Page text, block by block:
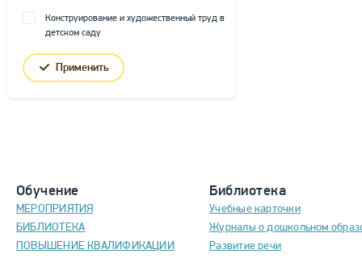
Конструирование и художественный труд в
детском саду
Применить
Обучение
МЕРОПРИЯТИЯ
БИБЛИОТЕКА
ПОВЫШЕНИЕ КВАЛИФИКАЦИИ
Библиотека
Учебные карточки
Журналы о дошкольном
Развитие речи